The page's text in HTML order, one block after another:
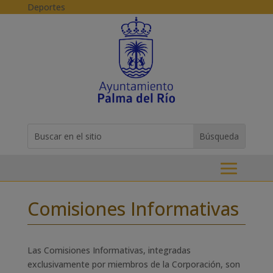
Skip to content
Deportes
for...
Comisiones Informativas
Las Comisiones Informativas, integradas
exclusivamente por miembros de la Corporación, son